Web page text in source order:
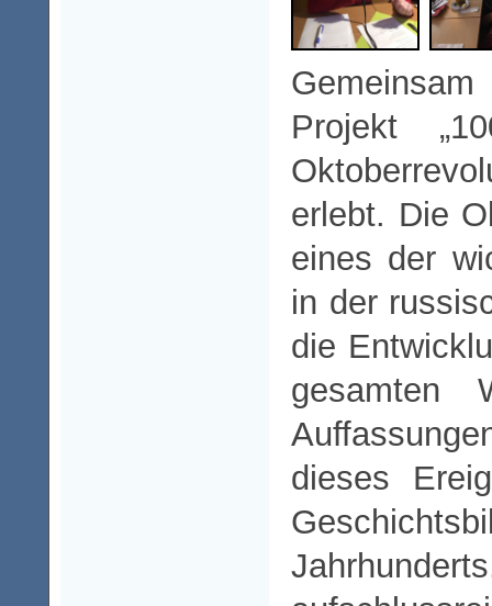
Projekt
erlebt. Die
eines der
in der
die
gesamten
dieses